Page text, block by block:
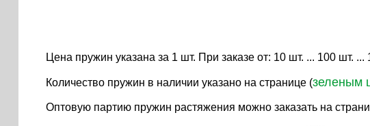
Цена пружин указана за 1 шт. При заказе от: 10 шт. ... 100 шт. ...
Количество пружин в наличии указано на странице (зеленым
Оптовую партию пружин растяжения можно заказать на